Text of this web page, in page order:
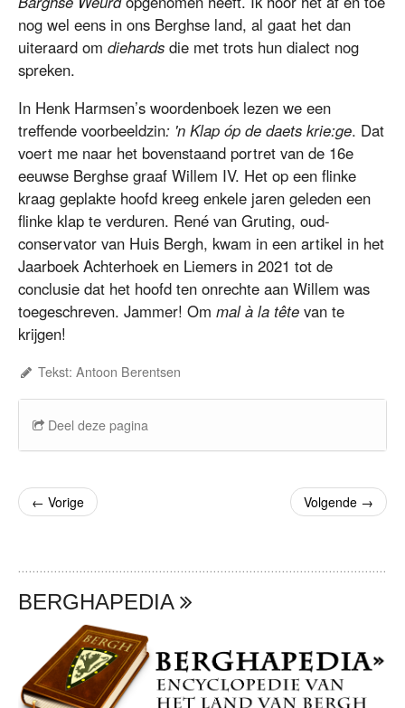
nog wel eens in ons Berghse land, al gaat het dan
uiteraard om diehards die met trots hun dialect nog
spreken.
In Henk Harmsen’s woordenboek lezen we een
treffende voorbeeldzin: 'n Klap óp de daets krie:ge. Dat
voert me naar het bovenstaand portret van de 16e
eeuwse Berghse graaf Willem IV. Het op een flinke
kraag geplakte hoofd kreeg enkele jaren geleden een
flinke klap te verduren. René van Gruting, oud-
conservator van Huis Bergh, kwam in een artikel in het
Jaarboek Achterhoek en Liemers in 2021 tot de
conclusie dat het hoofd ten onrechte aan Willem was
toegeschreven. Jammer! Om mal à la tête van te
krijgen!
Tekst: Antoon Berentsen
Deel deze pagina
← Vorige Volgende →
BERGHAPEDIA